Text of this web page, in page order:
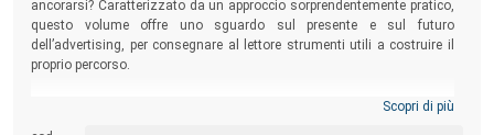
ancorarsi? Caratterizzato da un approccio sorprendentemente pratico,
questo volume offre uno sguardo sul presente e sul futuro
dell’advertising, per consegnare al lettore strumenti utili a costruire il
proprio percorso.
Scopri di più